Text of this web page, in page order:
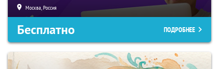
Москва, Россия
Бесплатно ПОДРОБНЕЕ